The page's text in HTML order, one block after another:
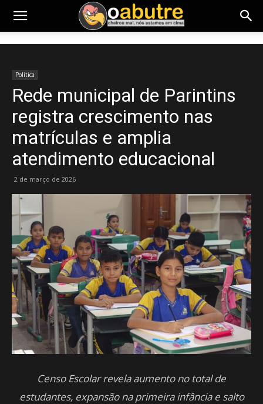
Política
Rede municipal de Parintins
registra crescimento nas
matrículas e amplia
atendimento educacional
2 de março de 2026
Censo Escolar revela aumento no total de
estudantes, expansão na primeira infância e salto